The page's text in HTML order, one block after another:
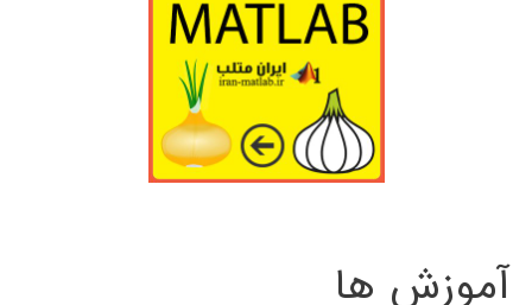
آموزش ها